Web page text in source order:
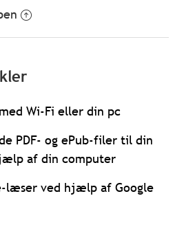
Wi-Fi eller din pc
PDF- og ePub-filer til din
af din computer
læser ved hjælp af Google